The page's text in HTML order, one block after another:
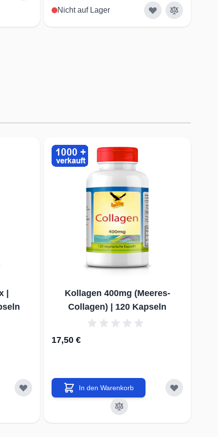
Rohstoffe bester Qualität mit optimaler
für den bestmöglichen
in innovativen & zertifizierten
Rohstoffe renommierter Produzenten mit
Beachtung höchster Qualitätsstandards (HACCP,
auf unnötige Zutaten & Hilfsstoffe ohne
auf verdächtige Farb-, Hilfs- & Füllstoffe
Verwendung von gentechnikfreien
Ziel: Der gesunde, top ernährte & zufriedene
Nicht auf Lager
|
Kollagen 400mg (Meeres-
Collagen) | 120 Kapseln
17,50 €
In den Warenkorb